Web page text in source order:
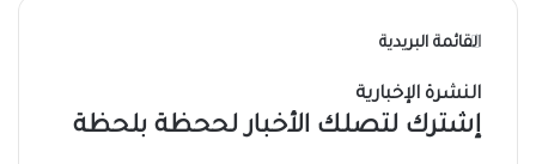
القائمة البريدية
النشرة الإخبارية
إشترك لتصلك الأخبار لححظة بلحظة